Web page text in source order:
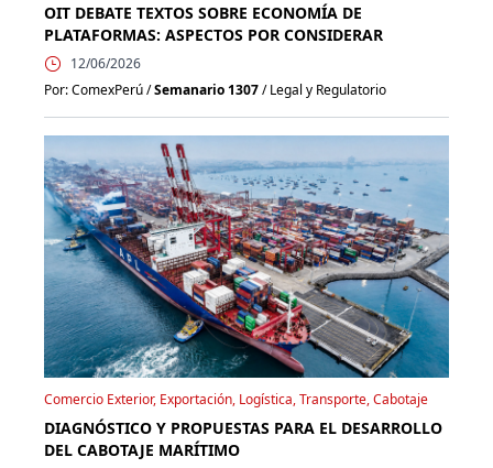
OIT DEBATE TEXTOS SOBRE ECONOMÍA DE
PLATAFORMAS: ASPECTOS POR CONSIDERAR
12/06/2026
Por: ComexPerú /Semanario 1307/ Legal y Regulatorio
Comercio Exterior, Exportación, Logística, Transporte, Cabotaje
DIAGNÓSTICO Y PROPUESTAS PARA EL DESARROLLO
DEL CABOTAJE MARÍTIMO